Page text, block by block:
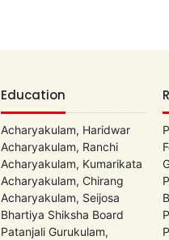
Education
Acharyakulam, Haridwar
Acharyakulam, Ranchi
Acharyakulam, Kumarikata
Acharyakulam, Chirang
Acharyakulam, Seijosa
Bhartiya Shiksha Board
Patanjali Gurukulam,